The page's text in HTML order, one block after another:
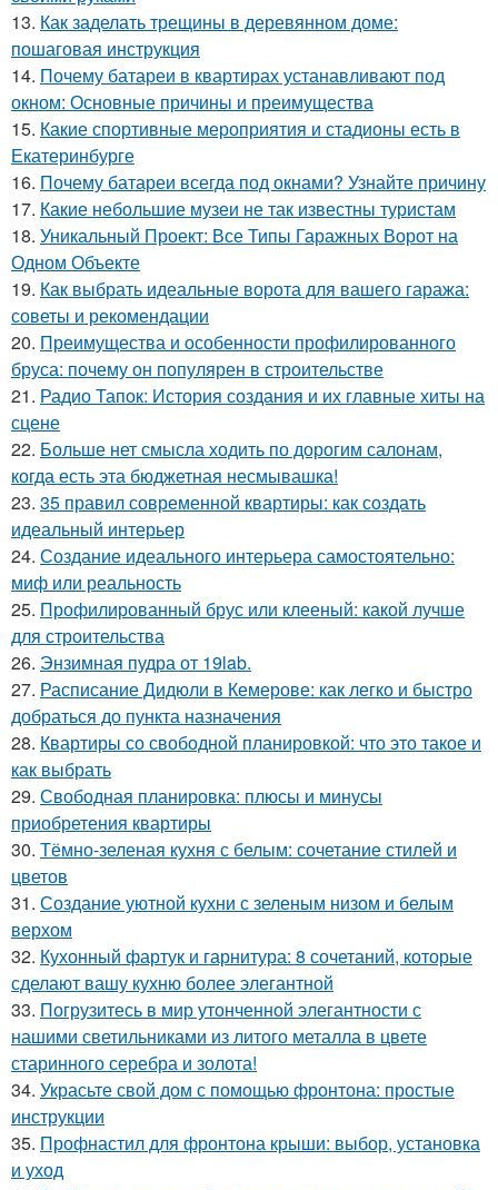
13. Как заделать трещины в деревянном доме:
пошаговая инструкция
14. Почему батареи в квартирах устанавливают под
окном: Основные причины и преимущества
15. Какие спортивные мероприятия и стадионы есть в
Екатеринбурге
16. Почему батареи всегда под окнами? Узнайте причину
17. Какие небольшие музеи не так известны туристам
18. Уникальный Проект: Все Типы Гаражных Ворот на
Одном Объекте
19. Как выбрать идеальные ворота для вашего гаража:
советы и рекомендации
20. Преимущества и особенности профилированного
бруса: почему он популярен в строительстве
21. Радио Тапок: История создания и их главные хиты на
сцене
22. Больше нет смысла ходить по дорогим салонам,
когда есть эта бюджетная несмывашка!
23. 35 правил современной квартиры: как создать
идеальный интерьер
24. Создание идеального интерьера самостоятельно:
миф или реальность
25. Профилированный брус или клееный: какой лучше
для строительства
26. Энзимная пудра от 19lab.
27. Расписание Дидюли в Кемерове: как легко и быстро
добраться до пункта назначения
28. Квартиры со свободной планировкой: что это такое и
как выбрать
29. Свободная планировка: плюсы и минусы
приобретения квартиры
30. Тёмно-зеленая кухня с белым: сочетание стилей и
цветов
31. Создание уютной кухни с зеленым низом и белым
верхом
32. Кухонный фартук и гарнитура: 8 сочетаний, которые
сделают вашу кухню более элегантной
33. Погрузитесь в мир утонченной элегантности с
нашими светильниками из литого металла в цвете
старинного серебра и золота!
34. Украсьте свой дом с помощью фронтона: простые
инструкции
35. Профнастил для фронтона крыши: выбор, установка
и уход